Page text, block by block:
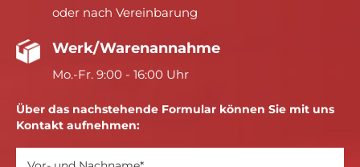
oder nach Vereinbarung
Werk/Warenannahme
Mo.-Fr. 9:00 - 16:00 Uhr
Über das nachstehende Formular können Sie mit uns
Kontakt aufnehmen: